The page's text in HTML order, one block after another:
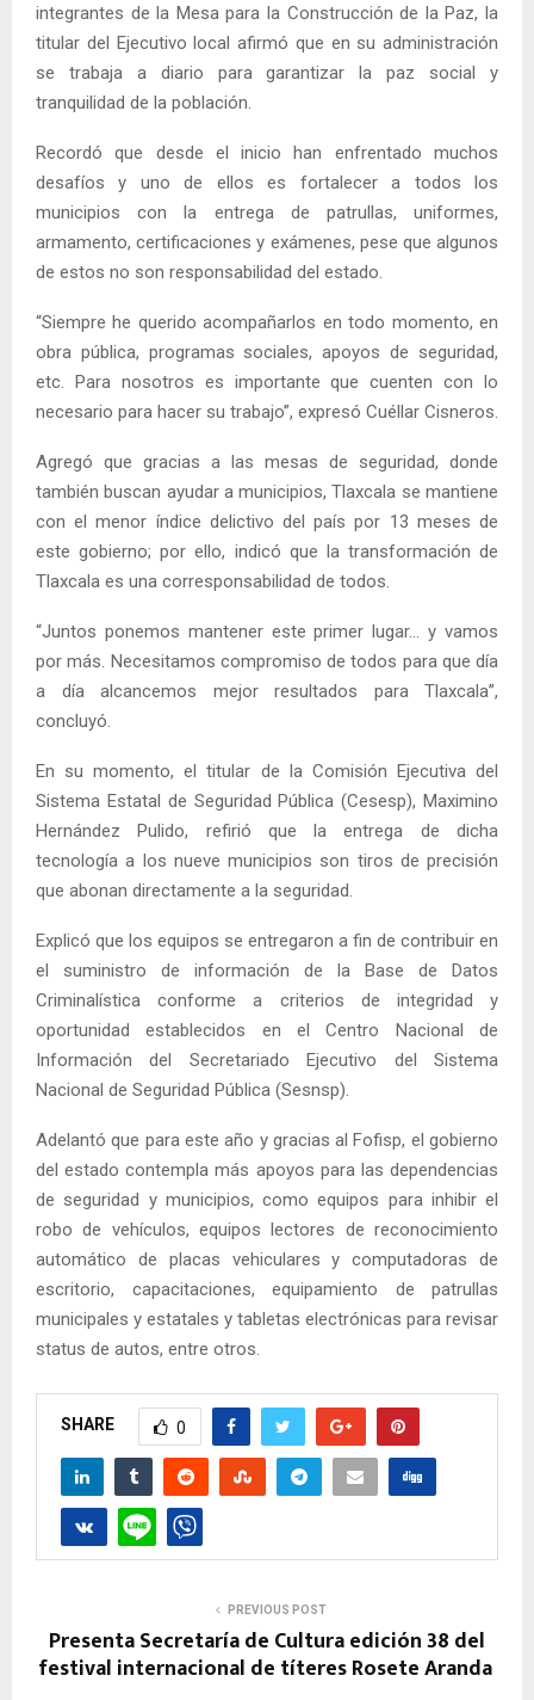
integrantes de la Mesa para la Construcción de la Paz, la
titular del Ejecutivo local afirmó que en su administración
se trabaja a diario para garantizar la paz social y
tranquilidad de la población.
Recordó que desde el inicio han enfrentado muchos
desafíos y uno de ellos es fortalecer a todos los
municipios con la entrega de patrullas, uniformes,
armamento, certificaciones y exámenes, pese que algunos
de estos no son responsabilidad del estado.
“Siempre he querido acompañarlos en todo momento, en
obra pública, programas sociales, apoyos de seguridad,
etc. Para nosotros es importante que cuenten con lo
necesario para hacer su trabajo”, expresó Cuéllar Cisneros.
Agregó que gracias a las mesas de seguridad, donde
también buscan ayudar a municipios, Tlaxcala se mantiene
con el menor índice delictivo del país por 13 meses de
este gobierno; por ello, indicó que la transformación de
Tlaxcala es una corresponsabilidad de todos.
“Juntos ponemos mantener este primer lugar… y vamos
por más. Necesitamos compromiso de todos para que día
a día alcancemos mejor resultados para Tlaxcala”,
concluyó.
En su momento, el titular de la Comisión Ejecutiva del
Sistema Estatal de Seguridad Pública (Cesesp), Maximino
Hernández Pulido, refirió que la entrega de dicha
tecnología a los nueve municipios son tiros de precisión
que abonan directamente a la seguridad.
Explicó que los equipos se entregaron a fin de contribuir en
el suministro de información de la Base de Datos
Criminalística conforme a criterios de integridad y
oportunidad establecidos en el Centro Nacional de
Información del Secretariado Ejecutivo del Sistema
Nacional de Seguridad Pública (Sesnsp).
Adelantó que para este año y gracias al Fofisp, el gobierno
del estado contempla más apoyos para las dependencias
de seguridad y municipios, como equipos para inhibir el
robo de vehículos, equipos lectores de reconocimiento
automático de placas vehiculares y computadoras de
escritorio, capacitaciones, equipamiento de patrullas
municipales y estatales y tabletas electrónicas para revisar
status de autos, entre otros.
SHARE 0
PREVIOUS POST
Presenta Secretaría de Cultura edición 38 del
festival internacional de títeres Rosete Aranda